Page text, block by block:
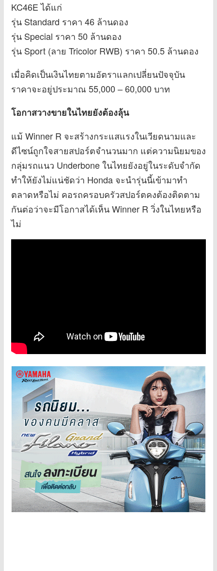
KC46E ได้แก่
รุ่น Standard ราคา 46 ล้านดอง
รุ่น Special ราคา 50 ล้านดอง
รุ่น Sport (ลาย Tricolor RWB) ราคา 50.5 ล้านดอง
เมื่อคิดเป็นเงินไทยตามอัตราแลกเปลี่ยนปัจจุบัน
ราคาจะอยู่ประมาณ 55,000 – 60,000 บาท
โอกาสวางขายในไทยยังต้องลุ้น
แม้ Winner R จะสร้างกระแสแรงในเวียดนามและ
ดีไซน์ถูกใจสายสปอร์ตจำนวนมาก แต่ความนิยมของ
กลุ่มรถแนว Underbone ในไทยยังอยู่ในระดับจำกัด
ทำให้ยังไม่แน่ชัดว่า Honda จะนำรุ่นนี้เข้ามาทำ
ตลาดหรือไม่ คอรถครอบครัวสปอร์ตคงต้องติดตาม
กันต่อว่าจะมีโอกาสได้เห็น Winner R วิ่งในไทยหรือ
ไม่